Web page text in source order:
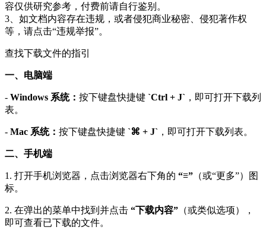
容仅供研究参考，付费前请自行鉴别。
3、如文档内容存在违规，或者侵犯商业秘密、侵犯著作权
等，请点击“违规举报”。
查找下载文件的指引
一、电脑端
- Windows 系统： 按下键盘快捷键 `Ctrl + J` ，即可打开下载列
表。
- Mac 系统： 按下键盘快捷键 `⌘ + J` ，即可打开下载列表。
二、手机端
1. 打开手机浏览器，点击浏览器右下角的 “≡” （或“更多”）图
标。
2. 在弹出的菜单中找到并点击 “下载内容” （或类似选项），
即可查看已下载的文件。